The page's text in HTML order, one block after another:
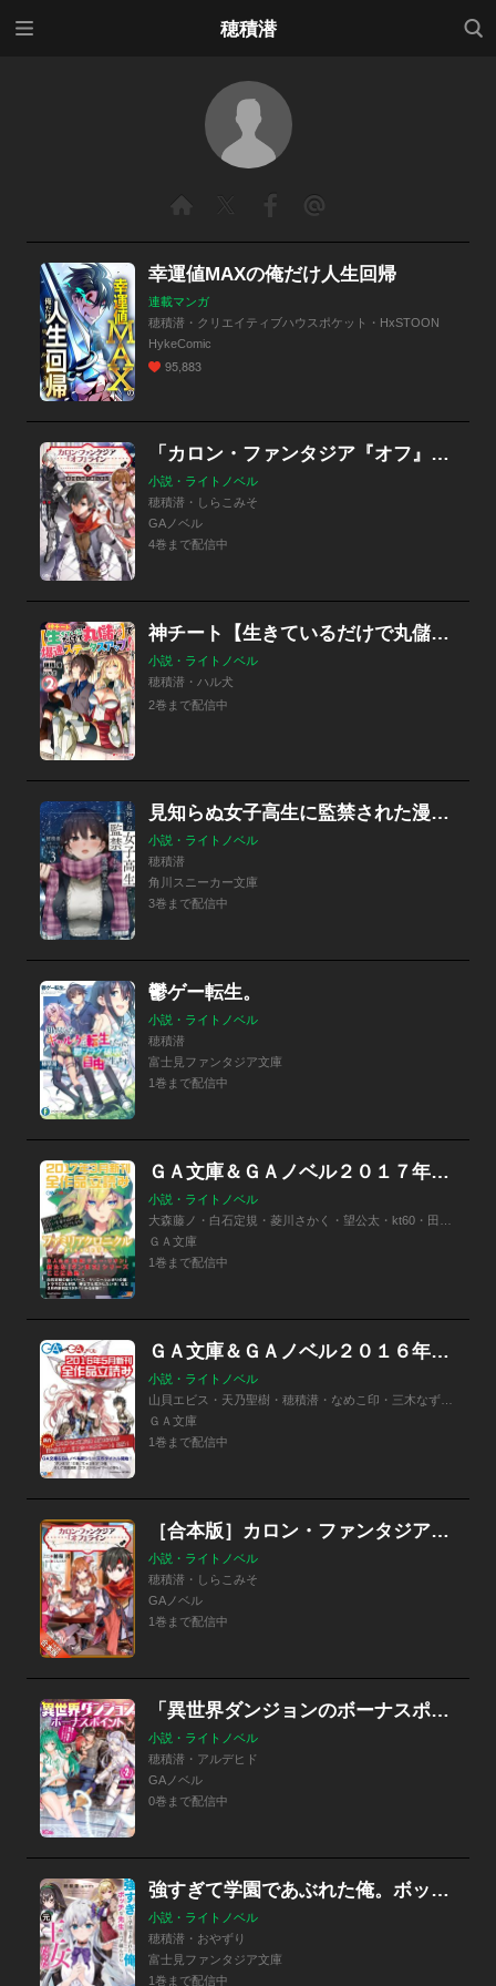
穂積潜
検索
幸運値MAXの俺だけ人生回帰
連載マンガ
穂積潜・クリエイティブハウスポケット・HxSTOON
HykeComic
95,883
「カロン・ファンタジア『オフ』ライン」シリーズ
小説・ライトノベル
穂積潜・しらこみそ
GAノベル
4巻まで配信中
神チート【生きているだけで丸儲け】で爆速ステータスアップ！―元病弱少年は異世界冒険者ライフで理不尽を覆す―
小説・ライトノベル
穂積潜・ハル犬
2巻まで配信中
見知らぬ女子高生に監禁された漫画家の話
小説・ライトノベル
穂積潜
角川スニーカー文庫
3巻まで配信中
鬱ゲー転生。
小説・ライトノベル
穂積潜
富士見ファンタジア文庫
1巻まで配信中
ＧＡ文庫＆ＧＡノベル２０１７年３月の新刊 全作品立読み（合本版）
小説・ライトノベル
ＧＡ文庫
1巻まで配信中
ＧＡ文庫＆ＧＡノベル２０１６年５月の新刊 全作品立読み（合本版）
小説・ライトノベル
ＧＡ文庫
1巻まで配信中
［合本版］カロン・ファンタジア『オフ』ライン 全４巻
小説・ライトノベル
穂積潜・しらこみそ
GAノベル
1巻まで配信中
「異世界ダンジョンのボーナスポイント」シリーズ
小説・ライトノベル
穂積潜・アルデヒド
GAノベル
0巻まで配信中
強すぎて学園であぶれた俺。ボッチな先生とペア組んだら元王女だった
小説・ライトノベル
穂積潜・おやずり
富士見ファンタジア文庫
1巻まで配信中